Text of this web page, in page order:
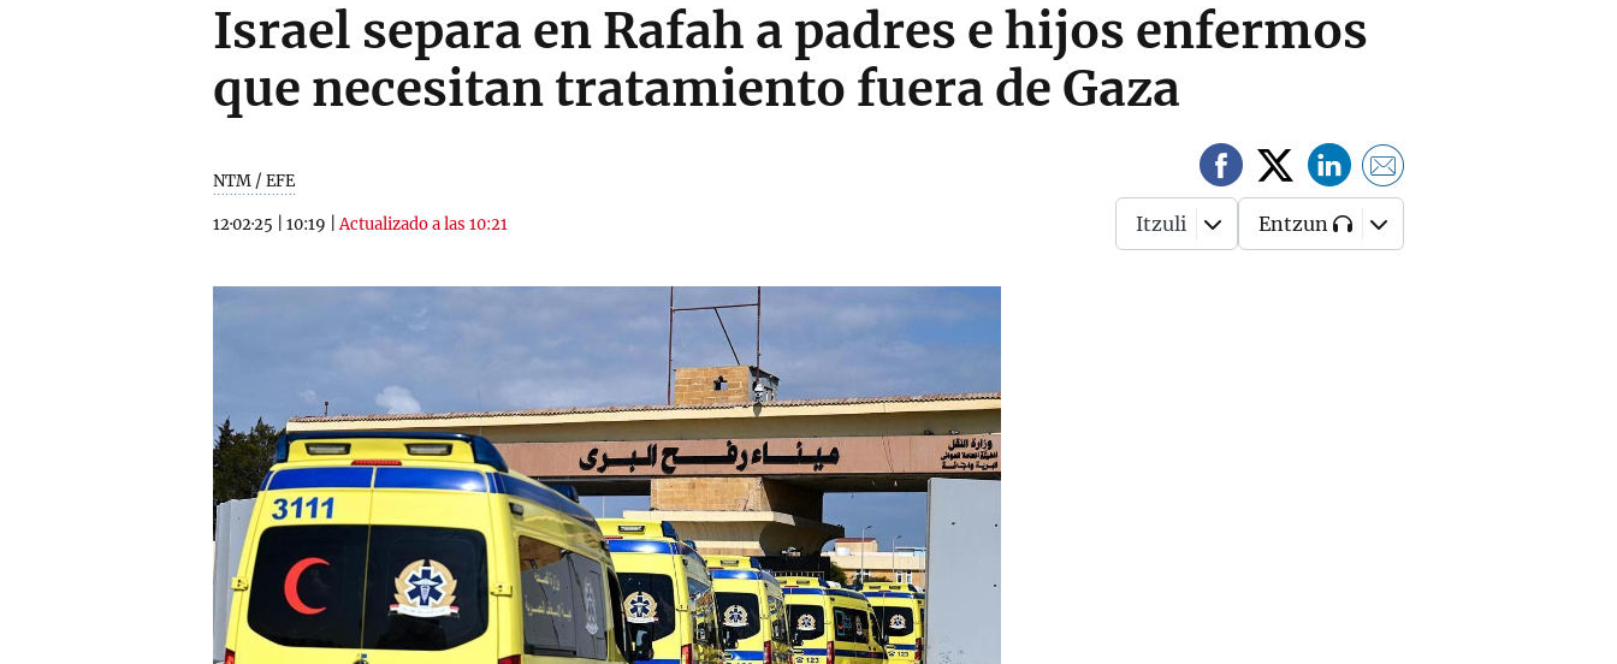
Israel separa en Rafah a padres e hijos enfermos
que necesitan tratamiento fuera de Gaza
NTM / EFE
12·02·25 10:19 |Actualizado a las 10:21 Itzuli Entzun